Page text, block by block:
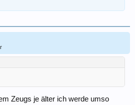
Zeugs je älter ich werde umso